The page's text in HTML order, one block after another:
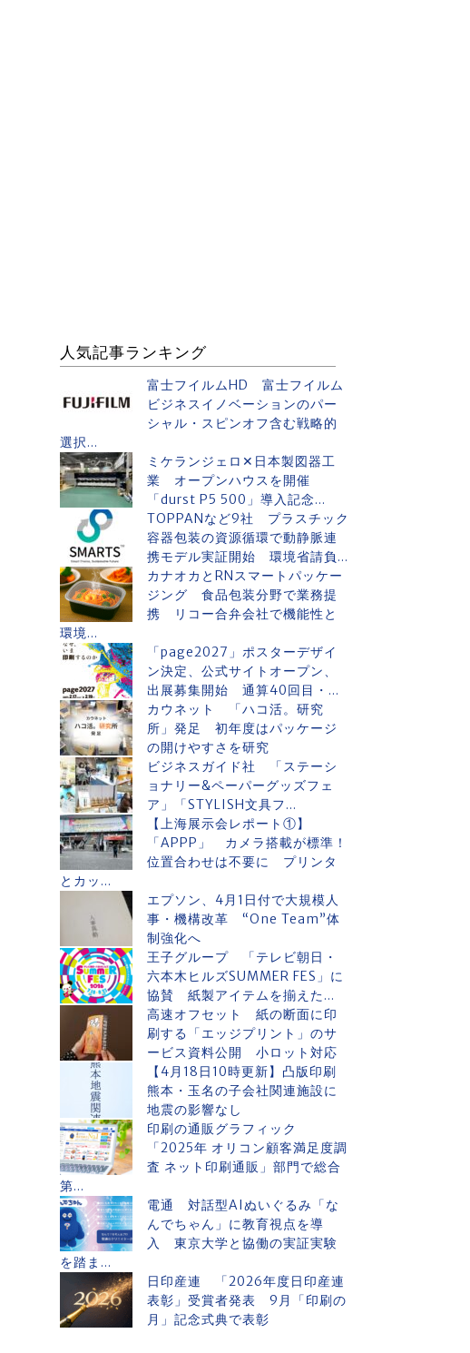
人気記事ランキング
富士フイルムHD 富士フイルム
ビジネスイノベーションのパー
シャル・スピンオフ含む戦略的
選択...
ミケランジェロ✕日本製図器工
業 オープンハウスを開催
「durst P5 500」導入記念...
TOPPANなど9社 プラスチック
容器包装の資源循環で動静脈連
携モデル実証開始 環境省請負...
カナオカとRNスマートパッケー
ジング 食品包装分野で業務提
携 リコー合弁会社で機能性と
環境...
「page2027」ポスターデザイ
ン決定、公式サイトオープン、
出展募集開始 通算40回目・...
カウネット 「ハコ活。研究
所」発足 初年度はパッケージ
の開けやすさを研究
ビジネスガイド社 「ステーシ
ョナリー&ペーパーグッズフェ
ア」「STYLISH文具フ...
【上海展示会レポート①】
「APPP」 カメラ搭載が標準！
位置合わせは不要に プリンタ
とカッ...
エプソン、4月1日付で大規模人
事・機構改革 “One Team”体
制強化へ
王子グループ 「テレビ朝日・
六本木ヒルズSUMMER FES」に
協賛 紙製アイテムを揃えた...
高速オフセット 紙の断面に印
刷する「エッジプリント」のサ
ービス資料公開 小ロット対応
【4月18日10時更新】凸版印刷
熊本・玉名の子会社関連施設に
地震の影響なし
印刷の通販グラフィック
「2025年 オリコン顧客満足度調
査 ネット印刷通販」部門で総合
第...
電通 対話型AIぬいぐるみ「な
んでちゃん」に教育視点を導
入 東京大学と協働の実証実験
を踏ま...
日印産連 「2026年度日印産連
表彰」受賞者発表 9月「印刷の
月」記念式典で表彰